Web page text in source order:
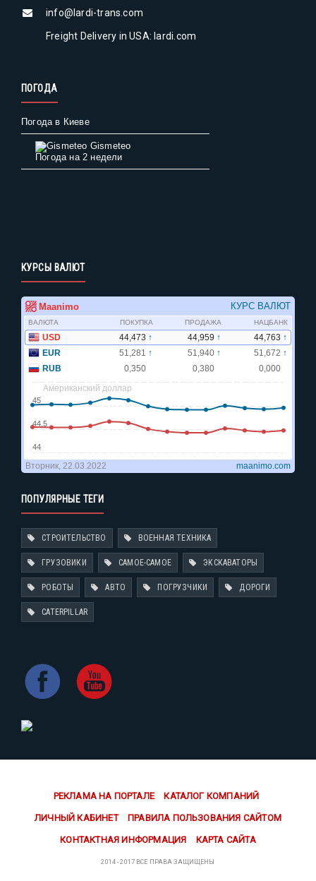
info@lardi-trans.com
Freight Delivery in USA: lardi.com
ПОГОДА
Погода в Киеве
Gismeteo
Погода на 2 недели
КУРСЫ ВАЛЮТ
ПОПУЛЯРНЫЕ ТЕГИ
СТРОИТЕЛЬСТВО ВОЕННАЯ ТЕХНИКА
ГРУЗОВИКИ САМОЕ-САМОЕ ЭКСКАВАТОРЫ
РОБОТЫ АВТО ПОГРУЗЧИКИ ДОРОГИ
CATERPILLAR
РЕКЛАМА НА ПОРТАЛЕ КАТАЛОГ КОМПАНИЙ
ЛИЧНЫЙ КАБИНЕТ ПРАВИЛА ПОЛЬЗОВАНИЯ САЙТОМ
КОНТАКТНАЯ ИНФОРМАЦИЯ КАРТА САЙТА
2014 - 2017 ВСЕ ПРАВА ЗАЩИЩЕНЫ